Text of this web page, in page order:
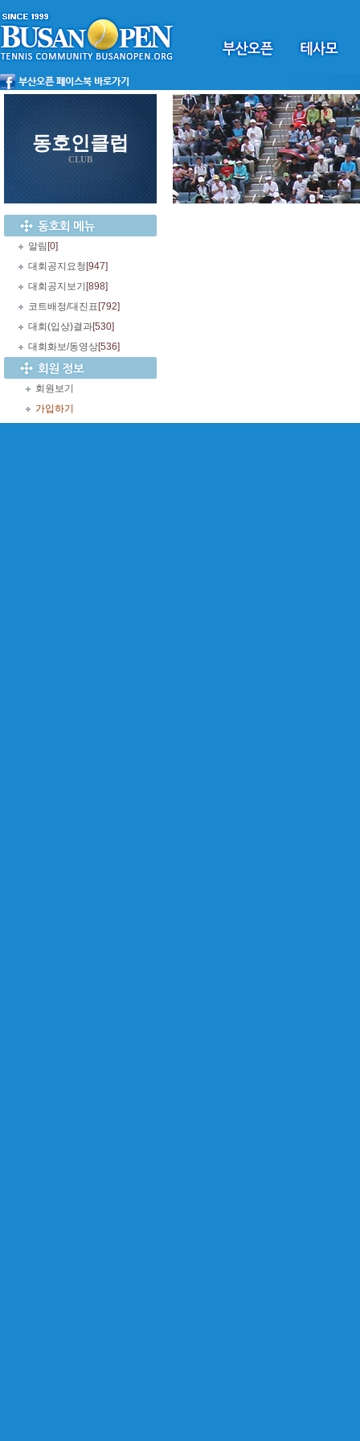
동호인클럽
CLUB
알림 [0]
대회공지요청 [947]
대회공지보기 [898]
코트배정/대진표 [792]
대회(입상)결과[530]
대회화보/동영상[536]
회원보기
가입하기